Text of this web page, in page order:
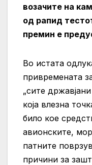
возачите на
од рапид
премин е
Во истата
привремената
„сите
која влезна
било кое
авионските,
патните
причини за